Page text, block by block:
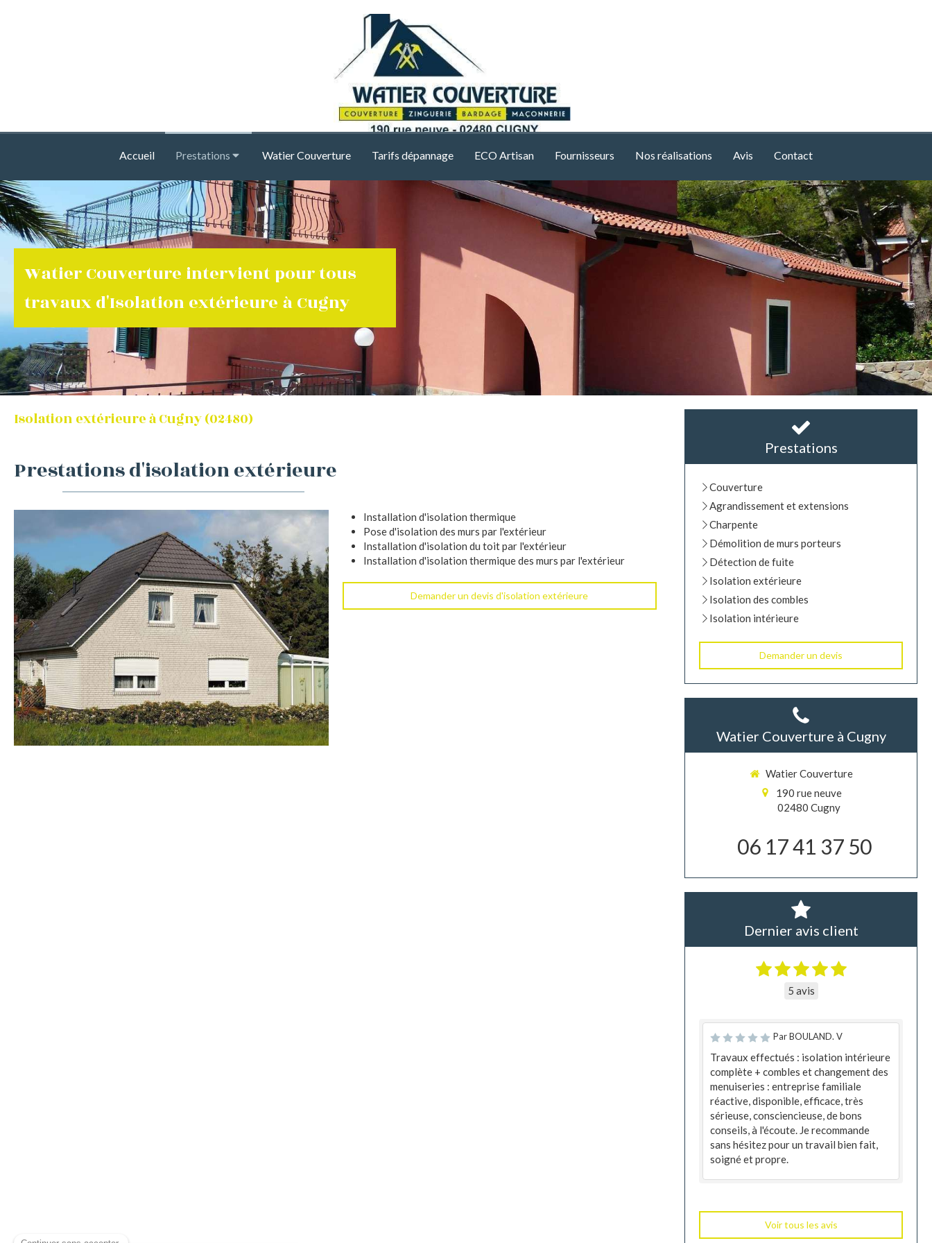
Accueil Prestations Watier Couverture Tarifs dépannage ECO Artisan Fournisseurs Nos réalisations Avis Contact
Watier Couverture intervient pour tous
travaux d'Isolation extérieure à Cugny
Isolation extérieure à Cugny (02480)
Prestations d'isolation extérieure
Installation d'isolation thermique
Pose d'isolation des murs par l'extérieur
Installation d'isolation du toit par l'extérieur
Installation d'isolation thermique des murs par l'extérieur
Demander un devis d'isolation extérieure
Prestations
Couverture
Agrandissement et extensions
Charpente
Démolition de murs porteurs
Détection de fuite
Isolation extérieure
Isolation des combles
Isolation intérieure
Demander un devis
Watier Couverture à Cugny
Watier Couverture
190 rue neuve
02480 Cugny
06 17 41 37 50
Dernier avis client
5 avis
Par BOULAND. V
Travaux effectués : isolation intérieure
complète + combles et changement des
menuiseries : entreprise familiale
réactive, disponible, efficace, très
sérieuse, consciencieuse, de bons
conseils, à l'écoute. Je recommande
sans hésitez pour un travail bien fait,
soigné et propre.
Voir tous les avis